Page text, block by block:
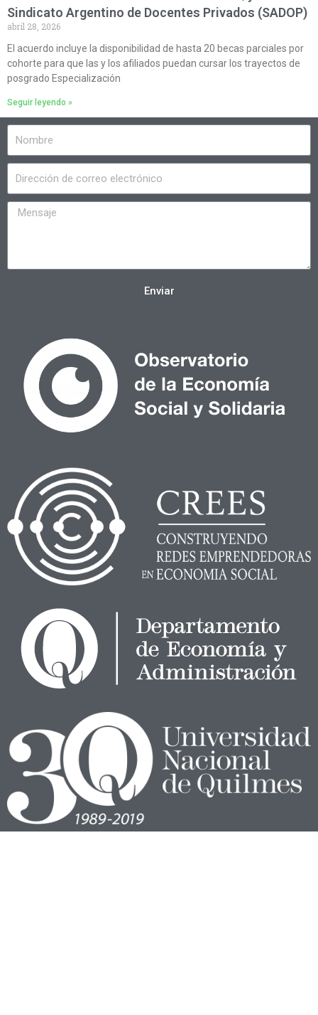
Sindicato Argentino de Docentes Privados (SADOP)
abril 28, 2026
El acuerdo incluye la disponibilidad de hasta 20 becas parciales por
cohorte para que las y los afiliados puedan cursar los trayectos de
posgrado Especialización
Seguir leyendo »
Enviar